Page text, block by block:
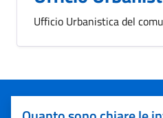
Ufficio Urbanistica del